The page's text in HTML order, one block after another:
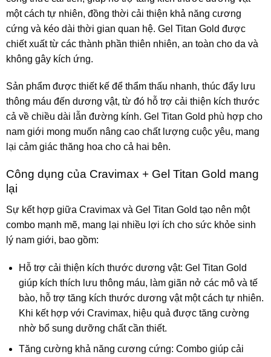
một cách tự nhiên, đồng thời cải thiện khả năng cương
cứng và kéo dài thời gian quan hệ. Gel Titan Gold được
chiết xuất từ các thành phần thiên nhiên, an toàn cho da và
không gây kích ứng.
Sản phẩm được thiết kế để thẩm thấu nhanh, thúc đẩy lưu
thông máu đến dương vật, từ đó hỗ trợ cải thiện kích thước
cả về chiều dài lẫn đường kính. Gel Titan Gold phù hợp cho
nam giới mong muốn nâng cao chất lượng cuộc yêu, mang
lại cảm giác thăng hoa cho cả hai bên.
Công dụng của Cravimax + Gel Titan Gold mang
lại
Sự kết hợp giữa Cravimax và Gel Titan Gold tạo nên một
combo mạnh mẽ, mang lại nhiều lợi ích cho sức khỏe sinh
lý nam giới, bao gồm:
Hỗ trợ cải thiện kích thước dương vật: Gel Titan Gold
giúp kích thích lưu thông máu, làm giãn nở các mô và tế
bào, hỗ trợ tăng kích thước dương vật một cách tự nhiên.
Khi kết hợp với Cravimax, hiệu quả được tăng cường
nhờ bổ sung dưỡng chất cần thiết.
Tăng cường khả năng cương cứng: Combo giúp cải